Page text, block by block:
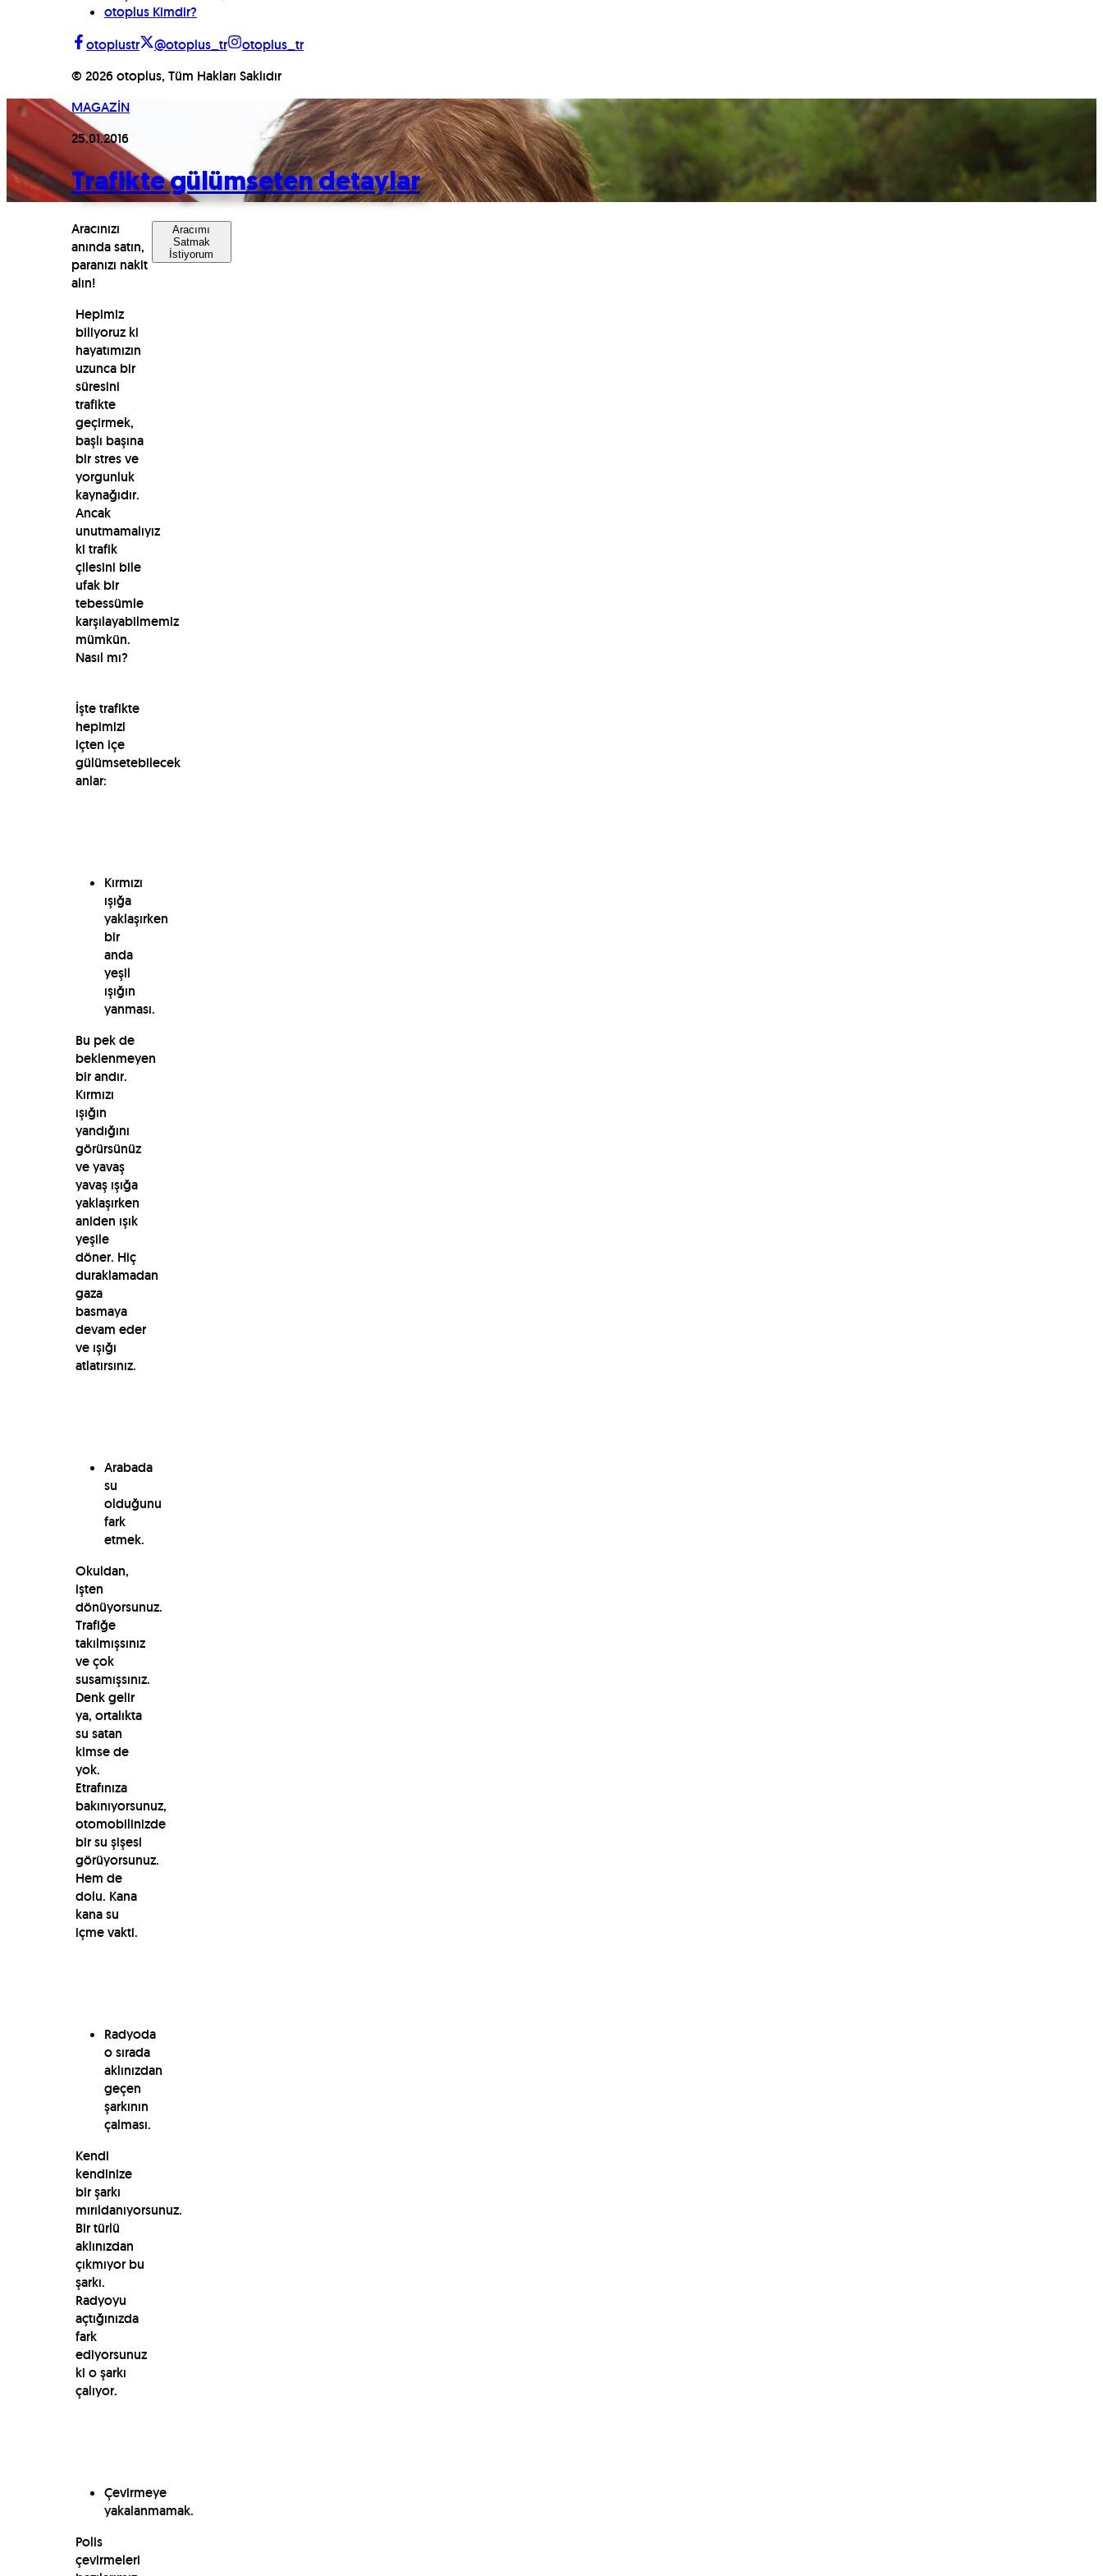
otoplus Kimdir?
otoplustr
@otoplus_tr
otoplus_tr
© 2026 otoplus, Tüm Hakları Saklıdır
MAGAZİN
25.01.2016
Trafikte gülümseten detaylar
Aracınızı
anında satın,
paranızı nakit
alın!
Aracımı
Satmak
İstiyorum
Hepimiz
biliyoruz ki
hayatımızın
uzunca bir
süresini
trafikte
geçirmek,
başlı başına
bir stres ve
yorgunluk
kaynağıdır.
Ancak
unutmamalıyız
ki trafik
çilesini bile
ufak bir
tebessümle
karşılayabilmemiz
mümkün.
Nasıl mı?
İşte trafikte
hepimizi
içten içe
gülümsetebilecek
anlar:
Kırmızı
ışığa
yaklaşırken
bir
anda
yeşil
ışığın
yanması.
Bu pek de
beklenmeyen
bir andır.
Kırmızı
ışığın
yandığını
görürsünüz
ve yavaş
yavaş ışığa
yaklaşırken
aniden ışık
yeşile
döner. Hiç
duraklamadan
gaza
basmaya
devam eder
ve ışığı
atlatırsınız.
Arabada
su
olduğunu
fark
etmek.
Okuldan,
işten
dönüyorsunuz.
Trafiğe
takılmışsınız
ve çok
susamışsınız.
Denk gelir
ya, ortalıkta
su satan
kimse de
yok.
Etrafınıza
bakınıyorsunuz,
otomobilinizde
bir su şişesi
görüyorsunuz.
Hem de
dolu. Kana
kana su
içme vakti.
Radyoda
o sırada
aklınızdan
geçen
şarkının
çalması.
Kendi
kendinize
bir şarkı
mırıldanıyorsunuz.
Bir türlü
aklınızdan
çıkmıyor bu
şarkı.
Radyoyu
açtığınızda
fark
ediyorsunuz
ki o şarkı
çalıyor.
Çevirmeye
yakalanmamak.
Polis
çevirmeleri